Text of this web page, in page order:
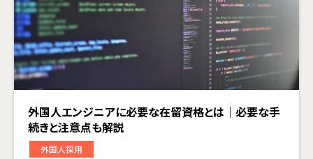
外国人エンジニアに必要な在留資格とは｜必要な手
続きと注意点も解説
外国人採用